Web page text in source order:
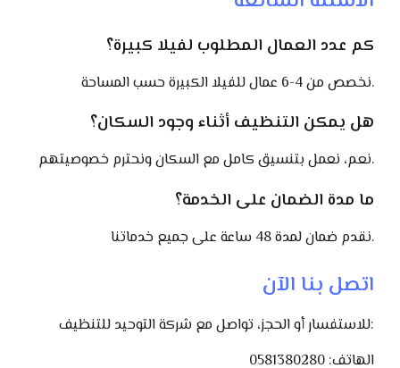
كم عدد العمال المطلوب لفيلا كبيرة؟
نخصص من 4-6 عمال للفيلا الكبيرة حسب المساحة.
هل يمكن التنظيف أثناء وجود السكان؟
نعم، نعمل بتنسيق كامل مع السكان ونحترم خصوصيتهم.
ما مدة الضمان على الخدمة؟
نقدم ضمان لمدة 48 ساعة على جميع خدماتنا.
اتصل بنا الآن
للاستفسار أو الحجز، تواصل مع شركة التوحيد للتنظيف:
الهاتف: 0581380280